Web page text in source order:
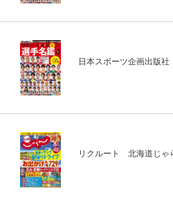
日本スポーツ企画出
リクルート 北海道じ